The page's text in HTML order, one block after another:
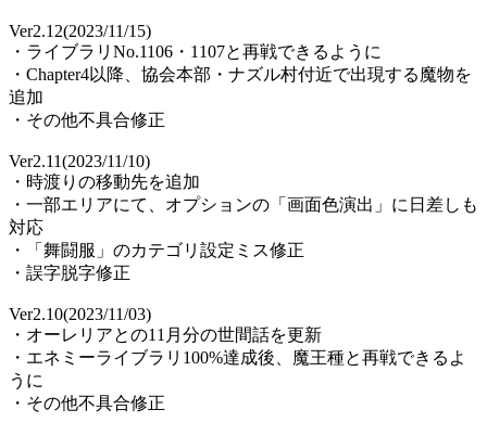
Ver2.12(2023/11/15)
・ライブラリNo.1106・1107と再戦できるように
・Chapter4以降、協会本部・ナズル村付近で出現する魔物を
追加
・その他不具合修正
Ver2.11(2023/11/10)
・時渡りの移動先を追加
・一部エリアにて、オプションの「画面色演出」に日差しも
対応
・「舞闘服」のカテゴリ設定ミス修正
・誤字脱字修正
Ver2.10(2023/11/03)
・オーレリアとの11月分の世間話を更新
・エネミーライブラリ100%達成後、魔王種と再戦できるよ
うに
・その他不具合修正